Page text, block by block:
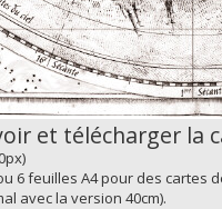
et télécharger la
6 feuilles A4 pour des cartes
avec la version 40cm).